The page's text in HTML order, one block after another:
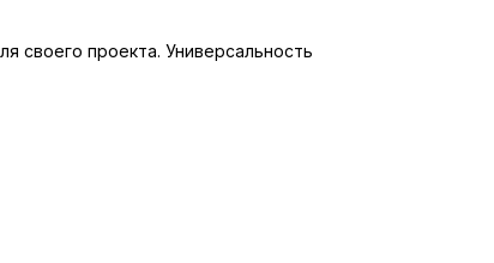
своего проекта. Универсальность